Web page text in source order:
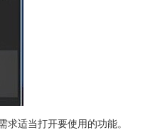
适当打开要使用的功能。